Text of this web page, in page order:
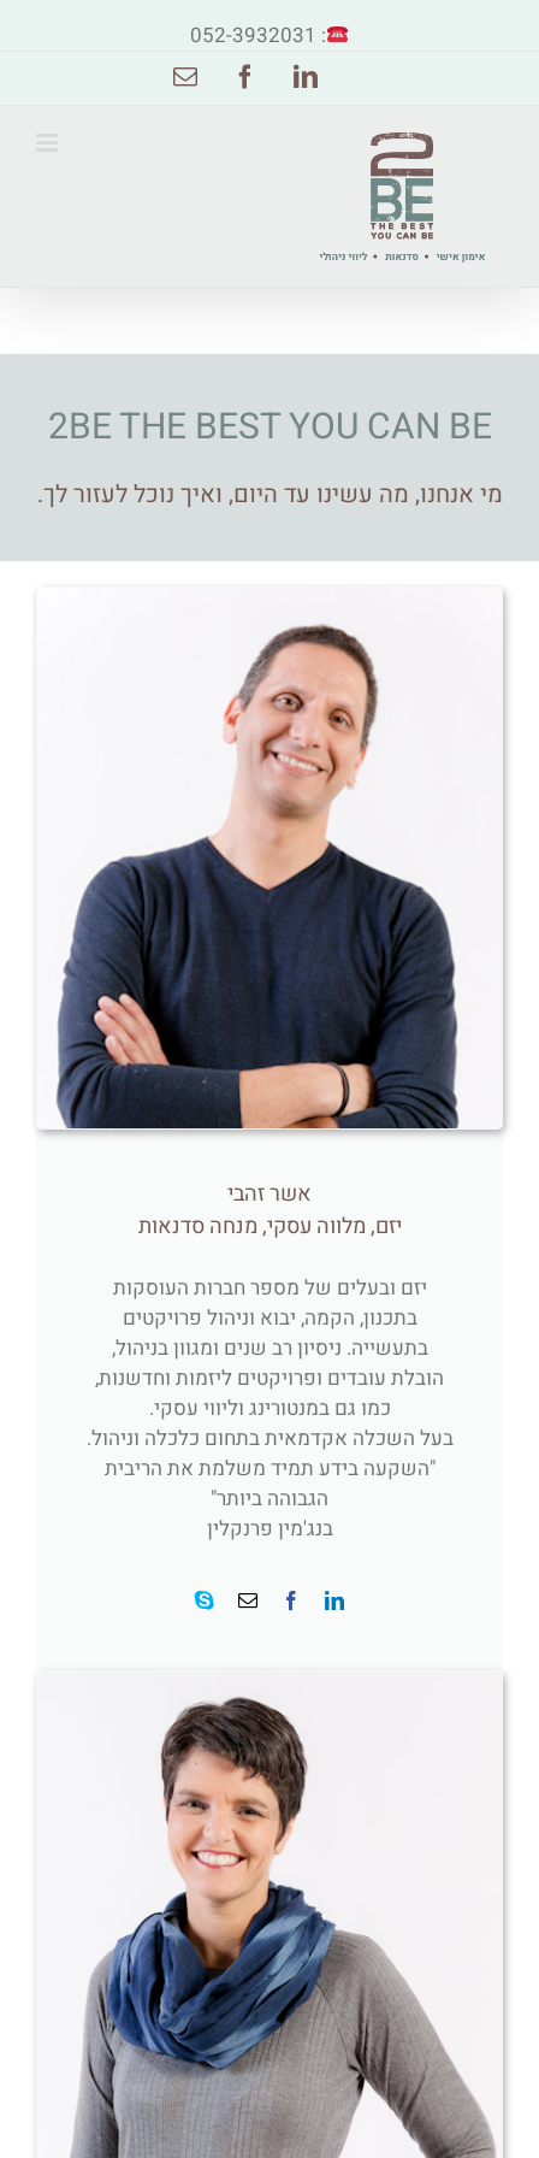
: 052-3932031
Linkedin
Facebook
Email
2BE THE BEST YOU CAN BE
מי אנחנו, מה עשינו עד היום, ואיך נוכל לעזור לך.
אשר זהבי
יזם, מלווה עסקי, מנחה סדנאות
יזם ובעלים של מספר חברות העוסקות
בתכנון, הקמה, יבוא וניהול פרויקטים
בתעשייה. ניסיון רב שנים ומגוון בניהול,
הובלת עובדים ופרויקטים ליזמות וחדשנות,
כמו גם במנטורינג וליווי עסקי.
בעל השכלה אקדמאית בתחום כלכלה וניהול.
"השקעה בידע תמיד משלמת את הריבית
הגבוהה ביותר"
בנג'מין פרנקלין